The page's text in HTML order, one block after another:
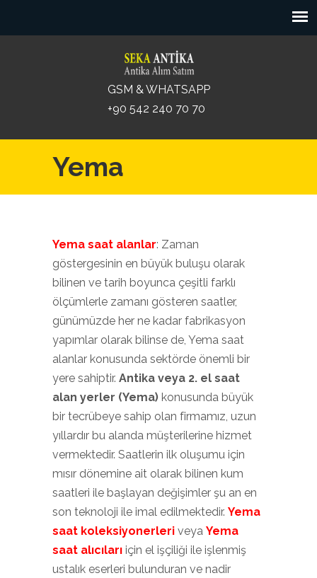
GSM & WHATSAPP
+90 542 240 70 70
Yema
Yema saat alanlar: Zaman
göstergesinin en büyük buluşu olarak
bilinen ve tarih boyunca çeşitli farklı
ölçümlerle zamanı gösteren saatler,
günümüzde her ne kadar fabrikasyon
yapımlar olarak bilinse de, Yema saat
alanlar konusunda sektörde önemli bir
yere sahiptir. Antika veya 2. el saat
alan yerler (Yema) konusunda büyük
bir tecrübeye sahip olan firmamız, uzun
yıllardır bu alanda müşterilerine hizmet
vermektedir. Saatlerin ilk oluşumu için
mısır dönemine ait olarak bilinen kum
saatleri ile başlayan değişimler şu an en
son teknoloji ile imal edilmektedir. Yema
saat koleksiyonerleri veya Yema
saat alıcıları için el işçiliği ile işlenmiş
ustalık eserleri bulunduran ve nadir